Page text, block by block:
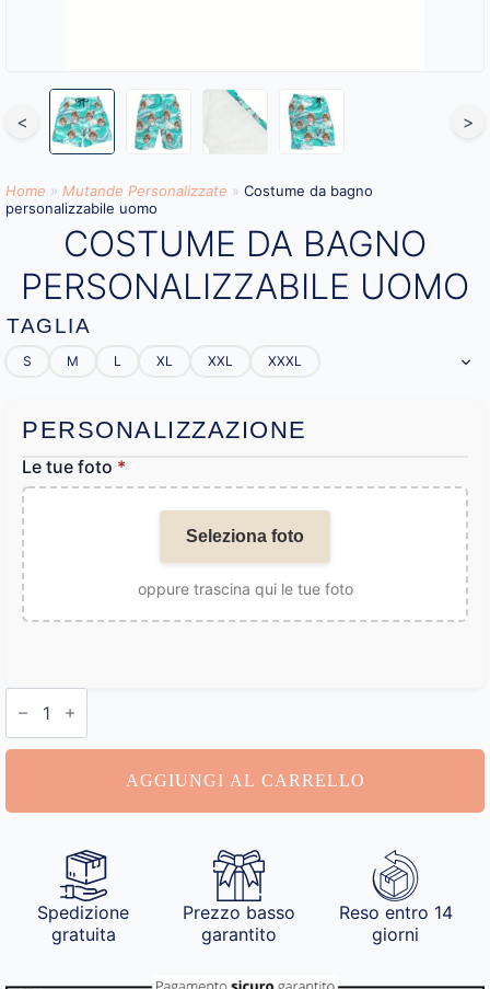
< >
Home » Mutande Personalizzate » Costume da bagno
personalizzabile uomo
COSTUME DA BAGNO
PERSONALIZZABILE UOMO
TAGLIA
S M L XL XXL XXXL
PERSONALIZZAZIONE
Le tue foto *
Seleziona foto
oppure trascina qui le tue foto
Costume
da
personalizzabile
AGGIUNGI AL CARRELLO
Spedizione
gratuita
Prezzo basso
garantito
Reso entro 14
giorni